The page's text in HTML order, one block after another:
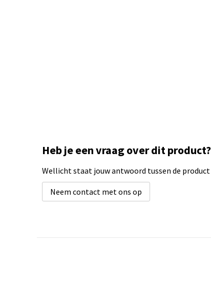
Heb je een vraag over dit product?
Wellicht staat jouw antwoord tussen de
Neem contact met ons op